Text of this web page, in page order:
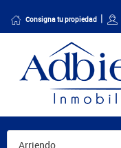
Consigna tu propiedad